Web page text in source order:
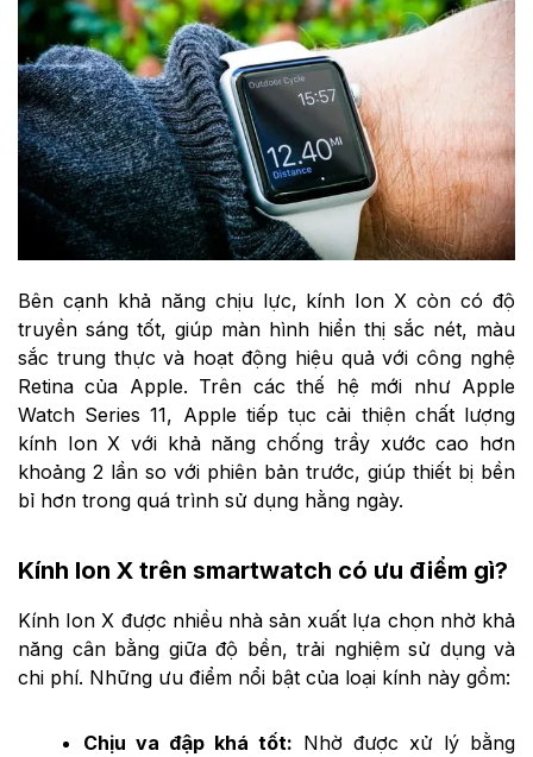
Bên cạnh khả năng chịu lực, kính Ion X còn có độ
truyền sáng tốt, giúp màn hình hiển thị sắc nét, màu
sắc trung thực và hoạt động hiệu quả với công nghệ
Retina của Apple. Trên các thế hệ mới như Apple
Watch Series 11, Apple tiếp tục cải thiện chất lượng
kính Ion X với khả năng chống trầy xước cao hơn
khoảng 2 lần so với phiên bản trước, giúp thiết bị bền
bỉ hơn trong quá trình sử dụng hằng ngày.
Kính Ion X trên smartwatch có ưu điểm gì?
Kính Ion X được nhiều nhà sản xuất lựa chọn nhờ khả
năng cân bằng giữa độ bền, trải nghiệm sử dụng và
chi phí. Những ưu điểm nổi bật của loại kính này gồm:
Chịu va đập khá tốt: Nhờ được xử lý bằng